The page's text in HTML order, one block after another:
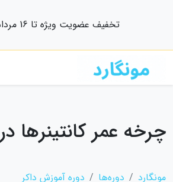
تخفیف عضویت ویژه تا 16 مرداد فعال شد
چرخه عمر کانتینرها
مونگارد دوره‌ها دوره آموزش داکر